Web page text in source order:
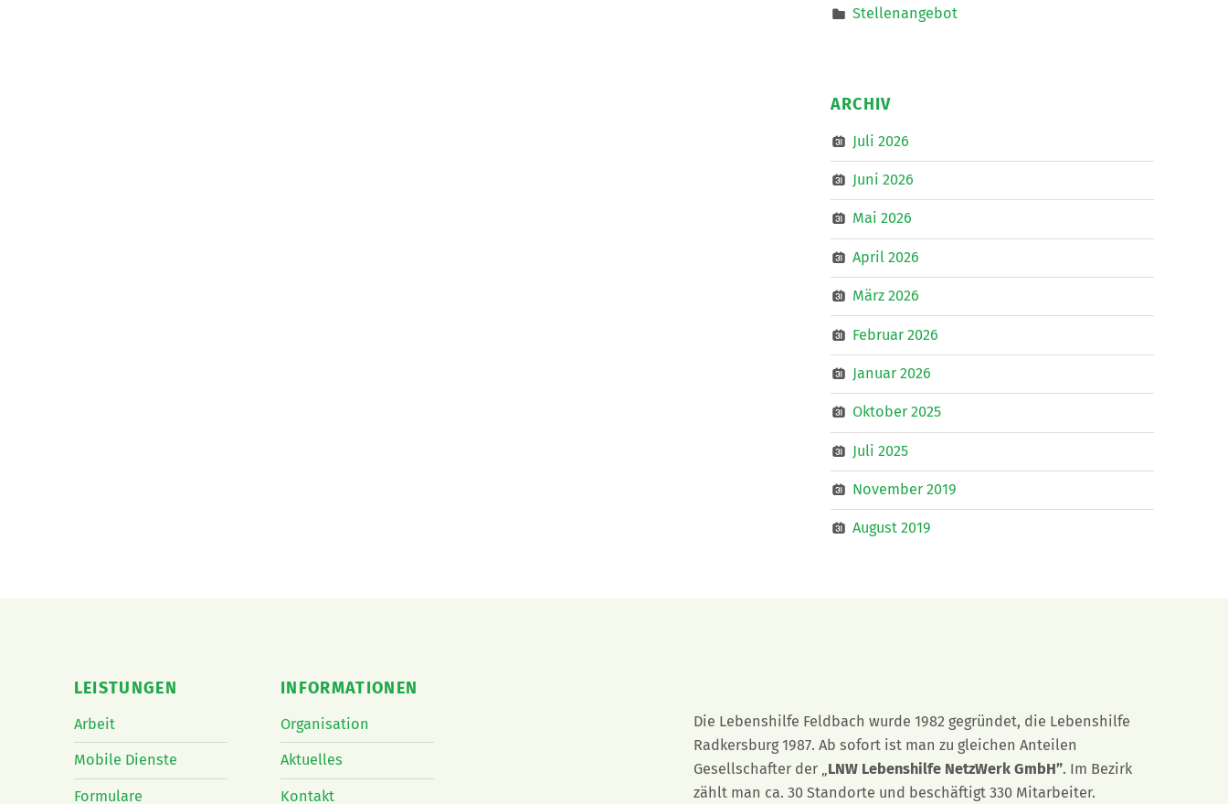
Stellenangebot
ARCHIV
Juli 2026
Juni 2026
Mai 2026
April 2026
März 2026
Februar 2026
Januar 2026
Oktober 2025
Juli 2025
November 2019
August 2019
LEISTUNGEN
Arbeit
Mobile Dienste
Formulare
INFORMATIONEN
Organisation
Aktuelles
Kontakt
Die Lebenshilfe Feldbach wurde 1982 gegründet, die Lebenshilfe
Radkersburg 1987. Ab sofort ist man zu gleichen Anteilen
Gesellschafter der „LNW Lebenshilfe NetzWerk GmbH”. Im Bezirk
zählt man ca. 30 Standorte und beschäftigt 330 Mitarbeiter.